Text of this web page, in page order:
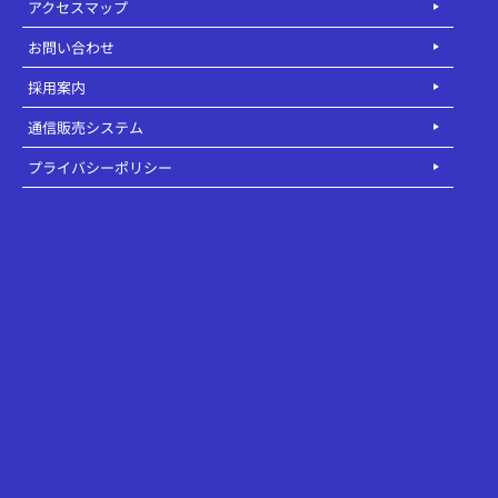
アクセスマップ
お問い合わせ
採用案内
通信販売システム
プライバシーポリシー